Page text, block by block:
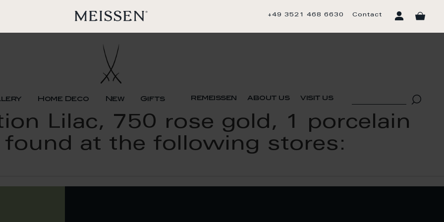
+49 3521 468 6630 Contact
Home Deco New Gifts remeissen about us visit us
Lilac, 750 rose gold, 1 porcelain
found at the following stores: